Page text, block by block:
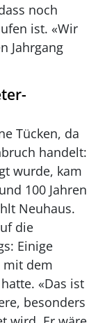
noch
ist. «Wir
Jahrgang
Tücken, da
handelt:
wurde, kam
100 Jahren
Neuhaus.
die
Einige
mit dem
«Das ist
besonders